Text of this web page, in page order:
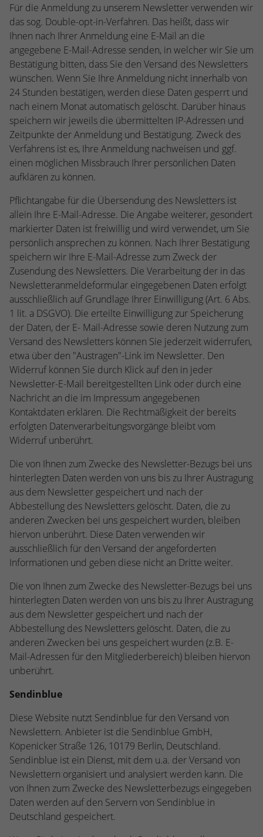
Für die Anmeldung zu unserem Newsletter verwenden wir
das sog. Double-opt-in-Verfahren. Das heißt, dass wir
Ihnen nach Ihrer Anmeldung eine E-Mail an die
angegebene E-Mail-Adresse senden, in welcher wir Sie um
Bestätigung bitten, dass Sie den Versand des Newsletters
wünschen. Wenn Sie Ihre Anmeldung nicht innerhalb von
24 Stunden bestätigen, werden diese Daten gesperrt und
nach einem Monat automatisch gelöscht. Darüber hinaus
speichern wir jeweils die übermittelten IP-Adressen und
Zeitpunkte der Anmeldung und Bestätigung. Zweck des
Verfahrens ist es, Ihre Anmeldung nachweisen und ggf.
einen möglichen Missbrauch Ihrer persönlichen Daten
aufklären zu können.
Pflichtangabe für die Übersendung des Newsletters ist
allein Ihre E-Mail-Adresse. Die Angabe weiterer, gesondert
markierter Daten ist freiwillig und wird verwendet, um Sie
persönlich ansprechen zu können. Nach Ihrer Bestätigung
speichern wir Ihre E-Mail-Adresse zum Zweck der
Zusendung des Newsletters. Die Verarbeitung der in das
Newsletteranmeldeformular eingegebenen Daten erfolgt
ausschließlich auf Grundlage Ihrer Einwilligung (Art. 6 Abs.
1 lit. a DSGVO). Die erteilte Einwilligung zur Speicherung
der Daten, der E- Mail-Adresse sowie deren Nutzung zum
Versand des Newsletters können Sie jederzeit widerrufen,
etwa über den "Austragen"-Link im Newsletter. Den
Widerruf können Sie durch Klick auf den in jeder
Newsletter-E-Mail bereitgestellten Link oder durch eine
Nachricht an die im Impressum angegebenen
Kontaktdaten erklären. Die Rechtmäßigkeit der bereits
erfolgten Datenverarbeitungsvorgänge bleibt vom
Widerruf unberührt.
Die von Ihnen zum Zwecke des Newsletter-Bezugs bei uns
hinterlegten Daten werden von uns bis zu Ihrer Austragung
aus dem Newsletter gespeichert und nach der
Abbestellung des Newsletters gelöscht. Daten, die zu
anderen Zwecken bei uns gespeichert wurden, bleiben
hiervon unberührt. Diese Daten verwenden wir
ausschließlich für den Versand der angeforderten
Informationen und geben diese nicht an Dritte weiter.
Die von Ihnen zum Zwecke des Newsletter-Bezugs bei uns
hinterlegten Daten werden von uns bis zu Ihrer Austragung
aus dem Newsletter gespeichert und nach der
Abbestellung des Newsletters gelöscht. Daten, die zu
anderen Zwecken bei uns gespeichert wurden (z.B. E-
Mail-Adressen für den Mitgliederbereich) bleiben hiervon
unberührt.
Sendinblue
Diese Website nutzt Sendinblue für den Versand von
Newslettern. Anbieter ist die Sendinblue GmbH,
Köpenicker Straße 126, 10179 Berlin, Deutschland.
Sendinblue ist ein Dienst, mit dem u.a. der Versand von
Newslettern organisiert und analysiert werden kann. Die
von Ihnen zum Zwecke des Newsletterbezugs eingegeben
Daten werden auf den Servern von Sendinblue in
Deutschland gespeichert.